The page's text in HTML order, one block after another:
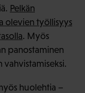
Pelkän
olevien työllisyys
. Myös
panostaminen
huolehtia –